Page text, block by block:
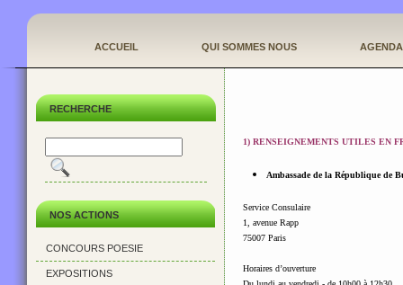
1) RENSEIGNEMENTS UTILES EN
Ambassade de la République de
Service Consulaire
1, avenue Rapp
75007 Paris
Horaires d’ouverture
ACCUEIL QUI SOMMES NOUS AGENDA
RECHERCHE
NOS ACTIONS
CONCOURS POESIE
EXPOSITIONS